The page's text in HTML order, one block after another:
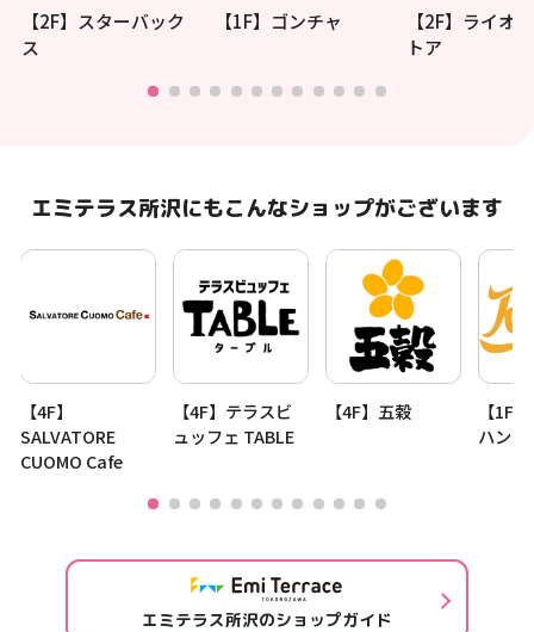
【2F】スターバック
ス
【1F】ゴンチャ
【2F】ライオ
トア
エミテラス所沢にもこんなショップがございます
【4F】
SALVATORE
CUOMO Cafe
【4F】テラスビ
ュッフェ TABLE
【4F】五穀
【1F
ハンバ
エミテラス所沢のショップガイド